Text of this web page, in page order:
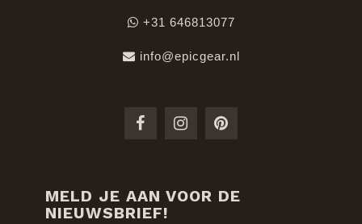
+31 646813077
info@epicgear.nl
MELD JE AAN VOOR DE
NIEUWSBRIEF!